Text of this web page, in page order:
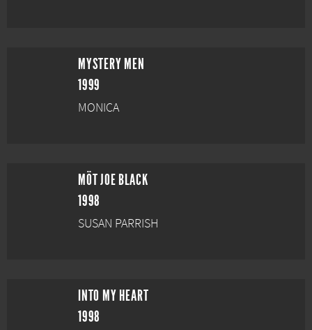
MYSTERY MEN
1999
MONICA
MÖT JOE BLACK
1998
SUSAN PARRISH
INTO MY HEART
1998